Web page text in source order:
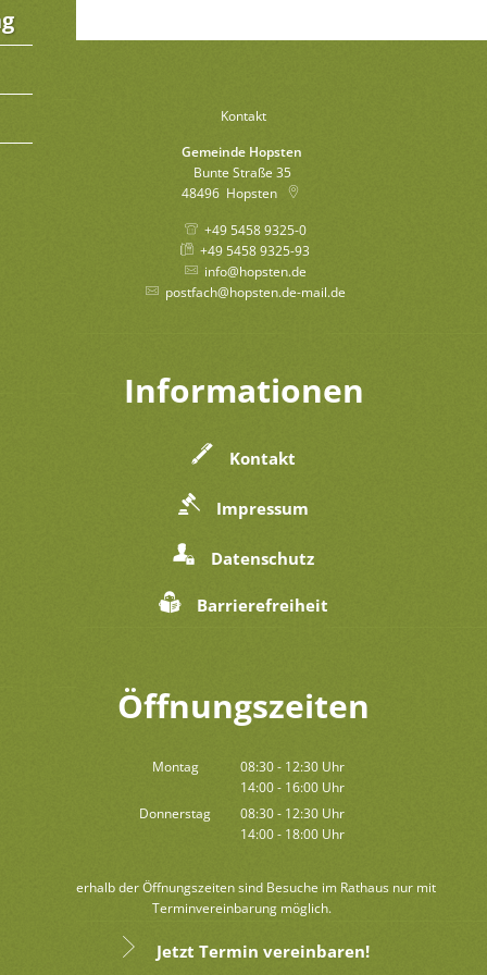
Kontakt
Gemeinde Hopsten
Bunte Straße 35
48496 Hopsten
+49 5458 9325-0
+49 5458 9325-93
info@hopsten.de
postfach@hopsten.de-mail.de
Informationen
Kontakt
Impressum
Datenschutz
Barrierefreiheit
Öffnungszeiten
Montag 08:30- 12:30 Uhr
Von 08:30 bis 12:30 Uhr
14:00- 16:00 Uhr
Von 14:00 bis 16:00 Uhr
Donnerstag 08:30- 12:30 Uhr
Von 08:30 bis 12:30 Uhr
14:00- 18:00 Uhr
Außerhalb der Öffnungszeiten sind Besuche im Rathaus nur mit
Terminvereinbarung möglich.
Jetzt Termin vereinbaren!